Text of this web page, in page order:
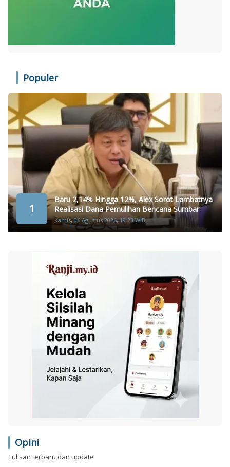
Populer
1
Baru 2,14% Hingga 12%, Alex Sorot Lambatnya
Realisasi Dana Pemulihan Bencana Sumbar
Kamis, 06 Agustus 2026, 19:23 WIB
Opini
Tulisan terbaru dan update